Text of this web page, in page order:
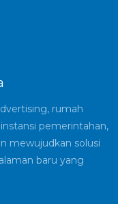
rumah
pemerintahan,
mewujudkan solusi
baru yang